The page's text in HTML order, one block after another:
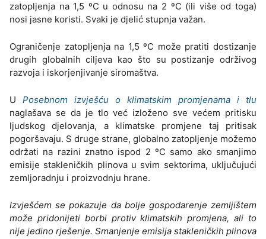
zatopljenja na 1,5 ºC u odnosu na 2 ºC (ili više od toga)
nosi jasne koristi. Svaki je djelić stupnja važan.
Ograničenje zatopljenja na 1,5 ºC može pratiti dostizanje
drugih globalnih ciljeva kao što su postizanje održivog
razvoja i iskorjenjivanje siromaštva.
U Posebnom izvješću o klimatskim promjenama i tlu
naglašava se da je tlo već izloženo sve većem pritisku
ljudskog djelovanja, a klimatske promjene taj pritisak
pogoršavaju. S druge strane, globalno zatopljenje možemo
održati na razini znatno ispod 2 ºC samo ako smanjimo
emisije stakleničkih plinova u svim sektorima, uključujući
zemljoradnju i proizvodnju hrane.
Izvješćem se pokazuje da bolje gospodarenje zemljištem
može pridonijeti borbi protiv klimatskih promjena, ali to
nije jedino rješenje. Smanjenje emisija stakleničkih plinova